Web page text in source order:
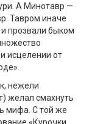
А Минотавр —
Тавром иначе
прозвали быком
исцелении от
нежели
желал смахнуть
мифа. С той же
«Курочки